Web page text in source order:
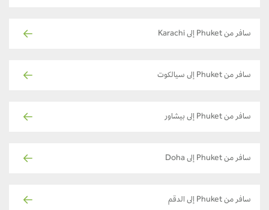
سافر من Phuket إلى Karachi
سافر من Phuket إلى سيالكوت
سافر من Phuket إلى بيشاور
سافر من Phuket إلى Doha
سافر من Phuket إلى الدقم